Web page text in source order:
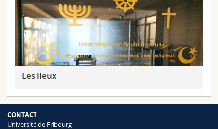
Les lieux
CONTACT
Université de Fribourg